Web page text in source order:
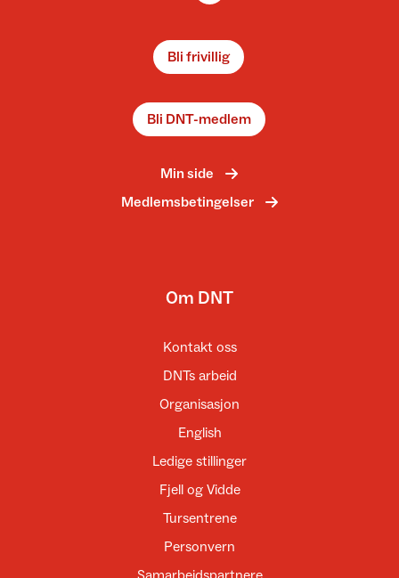
Bli frivillig
Bli DNT-medlem
Min side
Medlemsbetingelser
Om DNT
Kontakt oss
DNTs arbeid
Organisasjon
English
Ledige stillinger
Fjell og Vidde
Tursentrene
Personvern